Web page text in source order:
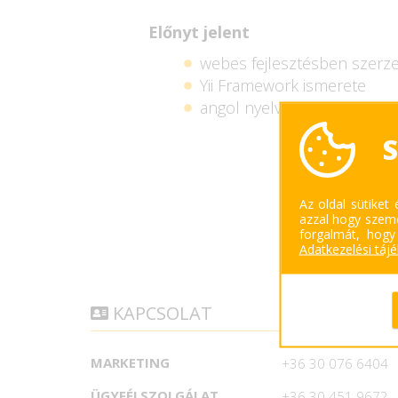
Előnyt jelent
webes fejlesztésben
Yii Framework ismerete
angol nyelvismeret
KAPCSOLAT
MARKETING
+36 30 076 6404
Az oldal sütiket
azzal hogy
forgalmát,
Adatkezelési